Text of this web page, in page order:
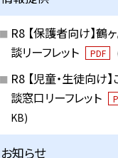
R8 【保護者向け】鶴
談リーフレット
PDF
R8 【児童・生徒向け
談窓口リーフレット
KB)
お知らせ